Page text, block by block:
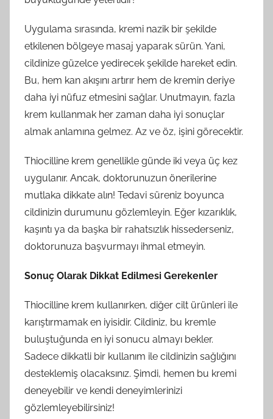
Uygulama sırasında, kremi nazik bir şekilde
etkilenen bölgeye masaj yaparak sürün. Yani,
cildinize güzelce yedirecek şekilde hareket edin.
Bu, hem kan akışını artırır hem de kremin deriye
daha iyi nüfuz etmesini sağlar. Unutmayın, fazla
krem kullanmak her zaman daha iyi sonuçlar
almak anlamına gelmez. Az ve öz, işini görecektir.
Thiocilline krem genellikle günde iki veya üç kez
uygulanır. Ancak, doktorunuzun önerilerine
mutlaka dikkate alın! Tedavi süreniz boyunca
cildinizin durumunu gözlemleyin. Eğer kızarıklık,
kaşıntı ya da başka bir rahatsızlık hissederseniz,
doktorunuza başvurmayı ihmal etmeyin.
Sonuç Olarak Dikkat Edilmesi Gerekenler
Thiocilline krem kullanırken, diğer cilt ürünleri ile
karıştırmamak en iyisidir. Cildiniz, bu kremle
buluştuğunda en iyi sonucu almayı bekler.
Sadece dikkatli bir kullanım ile cildinizin sağlığını
desteklemiş olacaksınız. Şimdi, hemen bu kremi
deneyebilir ve kendi deneyimlerinizi
gözlemleyebilirsiniz!